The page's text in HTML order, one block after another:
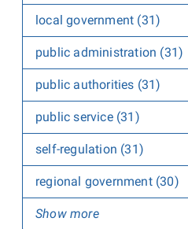
local government (31)
public administration (31)
public authorities (31)
public service (31)
self-regulation (31)
regional government (30)
Show more